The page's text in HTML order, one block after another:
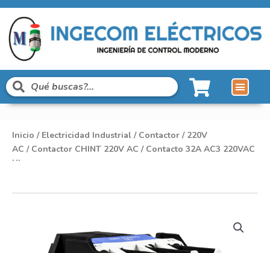
Inicio / Electricidad Industrial / Contactor / 220V
AC / Contactor CHINT 220V AC / Contacto 32A AC3 220VAC
UL